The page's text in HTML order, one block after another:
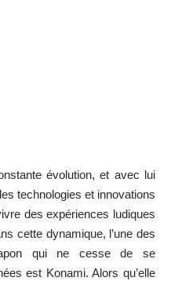
évolution, et avec lui
technologies et innovations
des expériences ludiques
cette dynamique, l’une des
qui ne cesse de se
est Konami. Alors qu’elle